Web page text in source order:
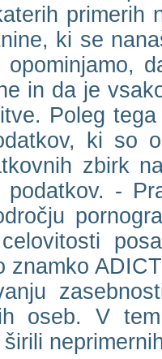
primerih
ki se
in da je
Poleg
ki so
zbirk
podatkov. -
znamko
oseb. V